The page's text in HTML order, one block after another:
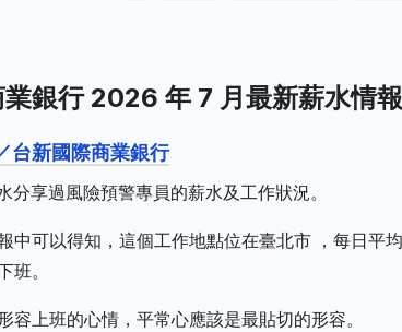
業銀行 2026 年 7 月最新薪水情報
台新國際商業銀行
分享過風險預警專員的薪水及工作狀況。
中可以得知，這個工作地點位在臺北市 ，每日平
班。
容上班的心情，平常心應該是最貼切的形容。